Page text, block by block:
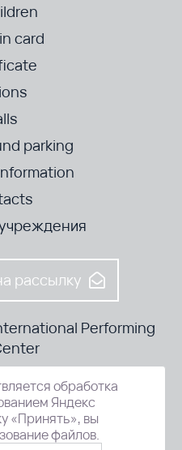
card
parking
рассылку
Performing
Moscow, 115054, Russia
обработка
Яндекс
«Принять», вы
файлов.